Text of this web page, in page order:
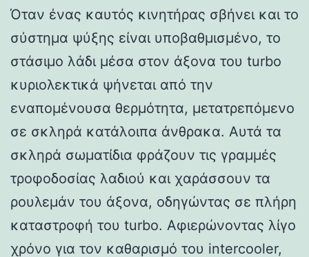
Όταν ένας καυτός κινητήρας σβήνει και το
σύστημα ψύξης είναι υποβαθμισμένο, το
στάσιμο λάδι μέσα στον άξονα του turbo
κυριολεκτικά ψήνεται από την
εναπομένουσα θερμότητα, μετατρεπόμενο
σε σκληρά κατάλοιπα άνθρακα. Αυτά τα
σκληρά σωματίδια φράζουν τις γραμμές
τροφοδοσίας λαδιού και χαράσσουν τα
ρουλεμάν του άξονα, οδηγώντας σε πλήρη
καταστροφή του turbo. Αφιερώνοντας λίγο
χρόνο για τον καθαρισμό του intercooler,